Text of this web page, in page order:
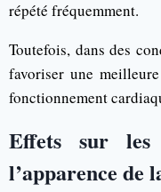
répété fréquemment.
Toutefois, dans des
favoriser une
fonctionnement
Effets sur les
l’apparence de